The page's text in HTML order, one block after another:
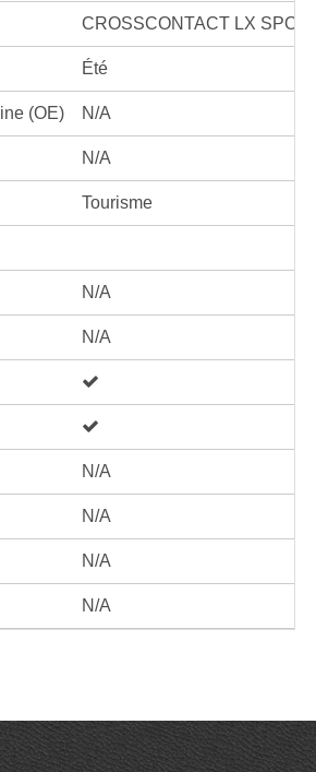
CROSSCONTACT LX
Été
(OE) N/A
N/A
Tourisme
N/A
N/A
N/A
N/A
N/A
N/A